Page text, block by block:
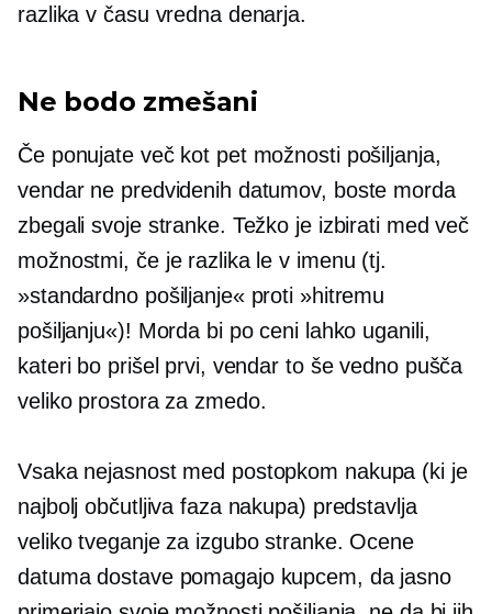
razlika v času vredna denarja.
Ne bodo zmešani
Če ponujate več kot pet možnosti pošiljanja,
vendar ne predvidenih datumov, boste morda
zbegali svoje stranke. Težko je izbirati med več
možnostmi, če je razlika le v imenu (tj.
»standardno pošiljanje« proti »hitremu
pošiljanju«)! Morda bi po ceni lahko uganili,
kateri bo prišel prvi, vendar to še vedno pušča
veliko prostora za zmedo.
Vsaka nejasnost med postopkom nakupa (ki je
najbolj občutljiva faza nakupa) predstavlja
veliko tveganje za izgubo stranke. Ocene
datuma dostave pomagajo kupcem, da jasno